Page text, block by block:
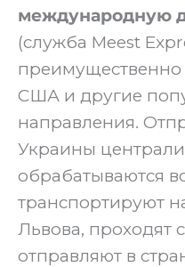
международную
(служба Meest
США и другие
направления.
Украины
обрабатываются
транспортируют
Львова, проходят
отправляют в